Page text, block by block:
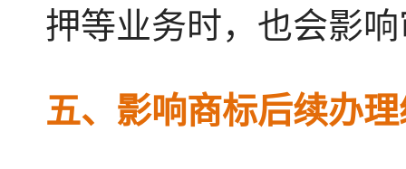
押等业务时，也会影
五、影响商标后续办